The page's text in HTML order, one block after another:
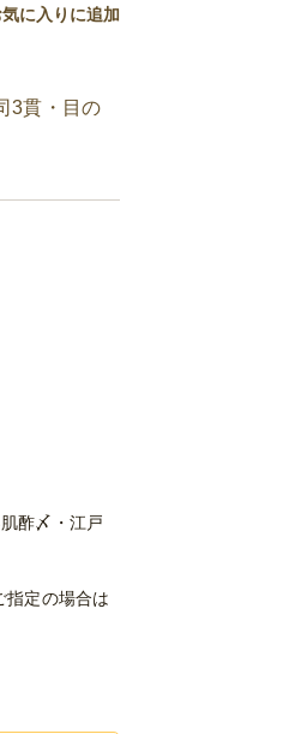
気に入りに追加
3貫・目の
酢〆・江戸
定の場合は